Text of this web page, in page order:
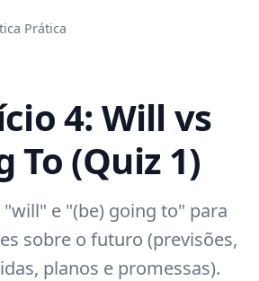
Prática
4: Will vs
To (Quiz 1)
"will" e "(be) going to" para
sobre o futuro (previsões,
planos e promessas).